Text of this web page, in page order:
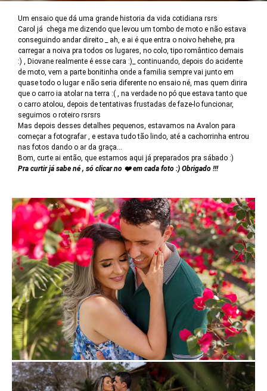
Um ensaio que dá uma grande historia da vida cotidiana rsrs
Carol já chega me dizendo que levou um tombo de moto e não estava
conseguindo andar direito _ ah, e ai é que entra o noivo hehehe, pra
carregar a noiva pra todos os lugares, no colo, tipo romântico demais
:) , Diovane realmente é esse cara :)_ continuando, depois do acidente
de moto, vem a parte bonitinha onde a familia sempre vai junto em
quase todo o lugar e não seria diferente no ensaio né, mas quem dirira
que o carro ia atolar na terra :( , na verdade no pó que estava tanto que
o carro atolou, depois de tentativas frustadas de faze-lo funcionar,
seguimos o roteiro rsrsrs
Mas depois desses detalhes pequenos, estavamos na Avalon para
começar a fotografar , e estava tudo tão lindo, até a cachorrinha entrou
nas fotos dando o ar da graça...
Bom, curte ai então, que estamos aqui já preparados pra sábado :)
Pra curtir já sabe né , só clicar no ❤️ em cada foto :) Obrigado !!!